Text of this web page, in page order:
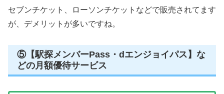
セブンチケット、ローソンチケットなどで販売されてます
が、デメリットが多いですね。
⑤【駅探メンバーPass・dエンジョイパス】な
どの月額優待サービス